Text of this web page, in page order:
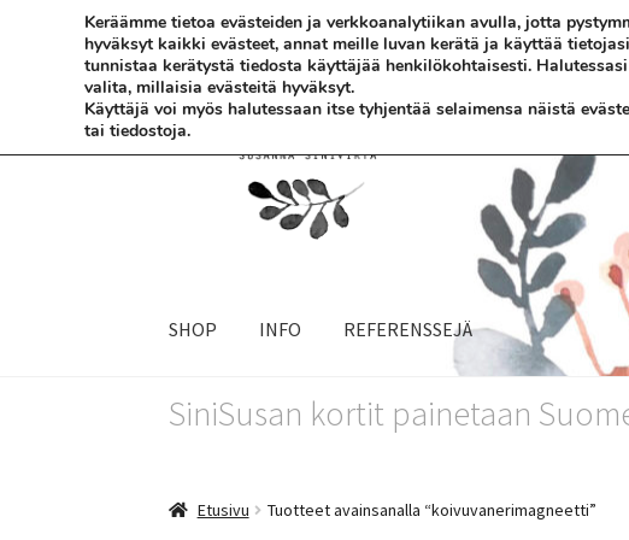
Siirry
navigointiin
Siirry
sisältöön
SHOP INFO REFERENSSEJÄ
SiniSusan kortit painetaan
Etusivu Tuotteet avainsanalla “koivuvanerimagneetti”
Keräämme tietoa evästeiden ja verkkoanalytiikan avulla, jotta
hyväksyt kaikki evästeet, annat meille luvan kerätä ja käyttää
tunnistaa kerätystä tiedosta käyttäjää henkilökohtaisesti.
valita, millaisia evästeitä hyväksyt.
Käyttäjä voi myös halutessaan itse tyhjentää selaimensa näistä
tai tiedostoja.